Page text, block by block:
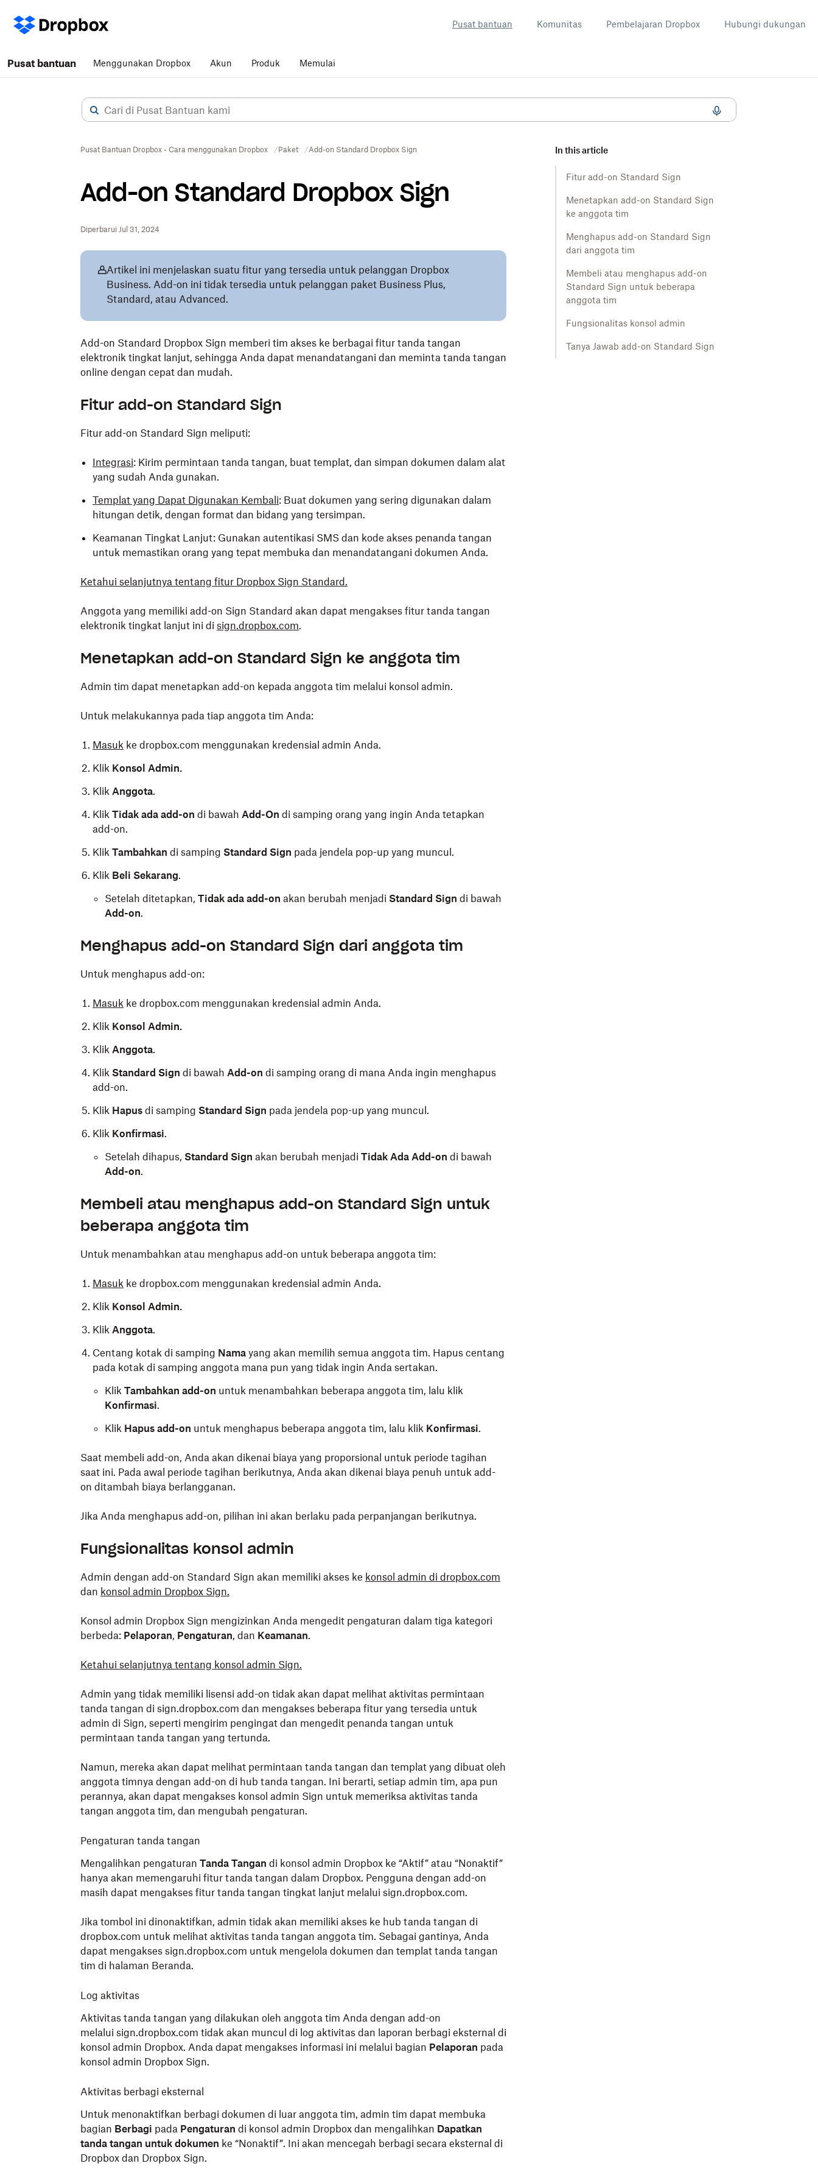
Pusat bantuan Komunitas Pembelajaran Dropbox Hubungi dukungan
Pusat bantuan Menggunakan Dropbox Akun Produk Memulai
Pusat Bantuan Dropbox - Cara menggunakan Dropbox Paket Add-on Standard Dropbox Sign
Add-on Standard Dropbox Sign
Diperbarui Jul 31, 2024
In this article
Fitur add-on Standard Sign
Menetapkan add-on Standard Sign
ke anggota tim
Menghapus add-on Standard Sign
dari anggota tim
Membeli atau menghapus add-on
Standard Sign untuk beberapa
anggota tim
Fungsionalitas konsol admin
Tanya Jawab add-on Standard Sign
Artikel ini menjelaskan suatu fitur yang tersedia untuk pelanggan Dropbox
Business. Add-on ini tidak tersedia untuk pelanggan paket Business Plus,
Standard, atau Advanced.
Add-on Standard Dropbox Sign memberi tim akses ke berbagai fitur tanda tangan
elektronik tingkat lanjut, sehingga Anda dapat menandatangani dan meminta tanda tangan
online dengan cepat dan mudah.
Fitur add-on Standard Sign
Fitur add-on Standard Sign meliputi:
Integrasi: Kirim permintaan tanda tangan, buat templat, dan simpan dokumen dalam alat
yang sudah Anda gunakan.
Templat yang Dapat Digunakan Kembali: Buat dokumen yang sering digunakan dalam
hitungan detik, dengan format dan bidang yang tersimpan.
Keamanan Tingkat Lanjut: Gunakan autentikasi SMS dan kode akses penanda tangan
untuk memastikan orang yang tepat membuka dan menandatangani dokumen Anda.
Ketahui selanjutnya tentang fitur Dropbox Sign Standard.
Anggota yang memiliki add-on Sign Standard akan dapat mengakses fitur tanda tangan
elektronik tingkat lanjut ini di sign.dropbox.com.
Menetapkan add-on Standard Sign ke anggota tim
Admin tim dapat menetapkan add-on kepada anggota tim melalui konsol admin.
Untuk melakukannya pada tiap anggota tim Anda:
Masuk ke dropbox.com menggunakan kredensial admin Anda.
Klik Konsol Admin.
Klik Anggota.
Klik Tidak ada add-on di bawah Add-On di samping orang yang ingin Anda tetapkan
add-on.
Klik Tambahkan di samping Standard Sign pada jendela pop-up yang muncul.
Klik Beli Sekarang.
Setelah ditetapkan, Tidak ada add-on akan berubah menjadi Standard Sign di bawah
Add-on.
Menghapus add-on Standard Sign dari anggota tim
Untuk menghapus add-on:
Masuk ke dropbox.com menggunakan kredensial admin Anda.
Klik Konsol Admin.
Klik Anggota.
Klik Standard Sign di bawah Add-on di samping orang di mana Anda ingin menghapus
add-on.
Klik Hapus di samping Standard Sign pada jendela pop-up yang muncul.
Klik Konfirmasi.
Setelah dihapus, Standard Sign akan berubah menjadi Tidak Ada Add-on di bawah
Add-on.
Membeli atau menghapus add-on Standard Sign untuk
beberapa anggota tim
Untuk menambahkan atau menghapus add-on untuk beberapa anggota tim:
Masuk ke dropbox.com menggunakan kredensial admin Anda.
Klik Konsol Admin.
Klik Anggota.
Centang kotak di samping Nama yang akan memilih semua anggota tim. Hapus centang
pada kotak di samping anggota mana pun yang tidak ingin Anda sertakan.
Klik Tambahkan add-on untuk menambahkan beberapa anggota tim, lalu klik
Konfirmasi.
Klik Hapus add-on untuk menghapus beberapa anggota tim, lalu klik Konfirmasi.
Saat membeli add-on, Anda akan dikenai biaya yang proporsional untuk periode tagihan
saat ini. Pada awal periode tagihan berikutnya, Anda akan dikenai biaya penuh untuk add-
on ditambah biaya berlangganan.
Jika Anda menghapus add-on, pilihan ini akan berlaku pada perpanjangan berikutnya.
Fungsionalitas konsol admin
Admin dengan add-on Standard Sign akan memiliki akses ke konsol admin di dropbox.com
dan konsol admin Dropbox Sign.
Konsol admin Dropbox Sign mengizinkan Anda mengedit pengaturan dalam tiga kategori
berbeda: Pelaporan, Pengaturan, dan Keamanan.
Ketahui selanjutnya tentang konsol admin Sign.
Admin yang tidak memiliki lisensi add-on tidak akan dapat melihat aktivitas permintaan
tanda tangan di sign.dropbox.com dan mengakses beberapa fitur yang tersedia untuk
admin di Sign, seperti mengirim pengingat dan mengedit penanda tangan untuk
permintaan tanda tangan yang tertunda.
Namun, mereka akan dapat melihat permintaan tanda tangan dan templat yang dibuat oleh
anggota timnya dengan add-on di hub tanda tangan. Ini berarti, setiap admin tim, apa pun
perannya, akan dapat mengakses konsol admin Sign untuk memeriksa aktivitas tanda
tangan anggota tim, dan mengubah pengaturan.
Pengaturan tanda tangan
Mengalihkan pengaturan Tanda Tangan di konsol admin Dropbox ke “Aktif” atau “Nonaktif”
hanya akan memengaruhi fitur tanda tangan dalam Dropbox. Pengguna dengan add-on
masih dapat mengakses fitur tanda tangan tingkat lanjut melalui sign.dropbox.com.
Jika tombol ini dinonaktifkan, admin tidak akan memiliki akses ke hub tanda tangan di
dropbox.com untuk melihat aktivitas tanda tangan anggota tim. Sebagai gantinya, Anda
dapat mengakses sign.dropbox.com untuk mengelola dokumen dan templat tanda tangan
tim di halaman Beranda.
Log aktivitas
Aktivitas tanda tangan yang dilakukan oleh anggota tim Anda dengan add-on
melalui sign.dropbox.com tidak akan muncul di log aktivitas dan laporan berbagi eksternal di
konsol admin Dropbox. Anda dapat mengakses informasi ini melalui bagian Pelaporan pada
konsol admin Dropbox Sign.
Aktivitas berbagi eksternal
Untuk menonaktifkan berbagi dokumen di luar anggota tim, admin tim dapat membuka
bagian Berbagi pada Pengaturan di konsol admin Dropbox dan mengalihkan Dapatkan
tanda tangan untuk dokumen ke “Nonaktif”. Ini akan mencegah berbagi secara eksternal di
Dropbox dan Dropbox Sign.